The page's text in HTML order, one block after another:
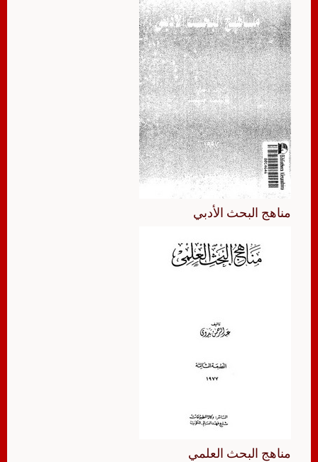
مناهج البحث الأدبي
مناهج البحث العلمي